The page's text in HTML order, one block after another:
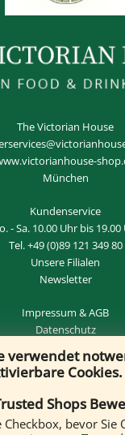
The Victorian House
München
Kundenservice
- Sa. 10.00 Uhr bis 19.00
Tel.+49 (0)89 121 349 80
Unsere Filialen
Newsletter
Impressum &AGB
Datenschutz
& VERTRAG
verwendet
Cookies.
Shops
bevor Sie